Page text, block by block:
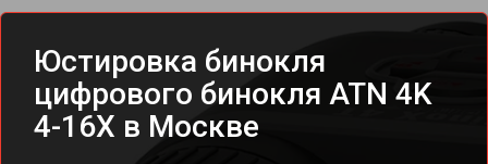
Юстировка бинокля
цифрового бинокля ATN 4K
4-16X в Москве